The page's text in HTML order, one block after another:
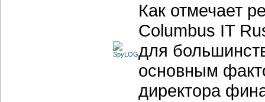
Как отмечает
Columbus IT
для
основным
директора